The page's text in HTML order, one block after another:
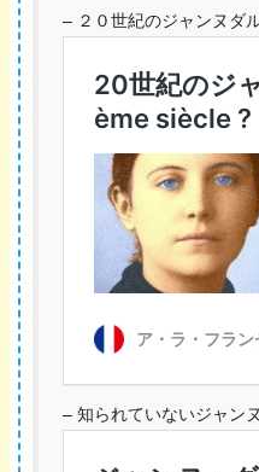
– ２０世紀のジャンヌダ
– 知られていないジャン